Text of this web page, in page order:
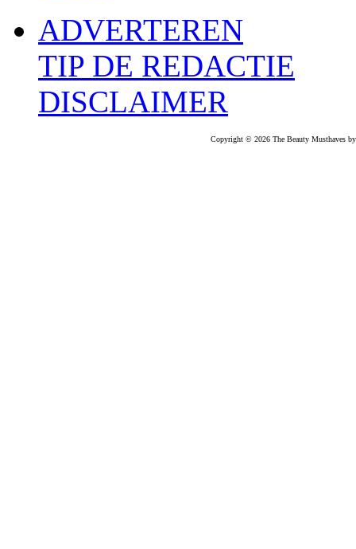
ADVERTEREN
TIP DE REDACTIE
DISCLAIMER
Copyright © 2026 The Beauty Musthaves